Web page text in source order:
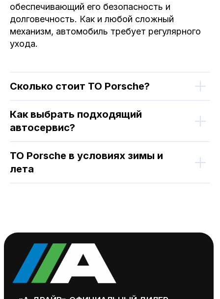
обеспечивающий его безопасность и
долговечность. Как и любой сложный
механизм, автомобиль требует регулярного
ухода.
Сколько стоит ТО Porsche?
Как выбрать подходящий
автосервис?
ТО Porsche в условиях зимы и
лета